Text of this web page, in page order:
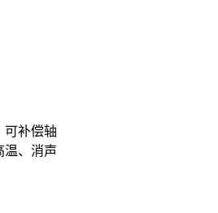
可补偿轴
温、消声